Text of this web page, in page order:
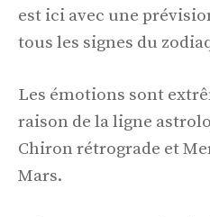
est ici avec une
tous les signes du
Les émotions sont
raison de la ligne
Chiron rétrograde et
Mars.